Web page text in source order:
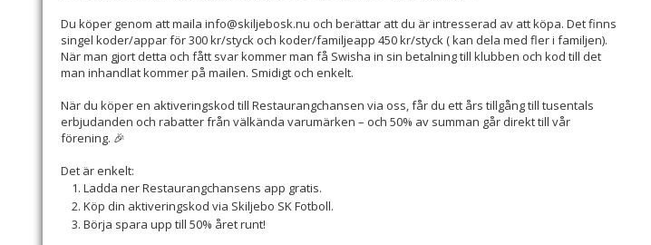
Du köper genom att maila info@skiljebosk.nu och berättar att du är intresserad av att köpa. Det finns
singel koder/appar för 300 kr/styck och koder/familjeapp 450 kr/styck ( kan dela med fler i familjen).
När man gjort detta och fått svar kommer man få Swisha in sin betalning till klubben och kod till det
man inhandlat kommer på mailen. Smidigt och enkelt.
När du köper en aktiveringskod till Restaurangchansen via oss, får du ett års tillgång till tusentals
erbjudanden och rabatter från välkända varumärken – och 50% av summan går direkt till vår
förening. 🎉
Det är enkelt:
Ladda ner Restaurangchansens app gratis.
Köp din aktiveringskod via Skiljebo SK Fotboll.
Börja spara upp till 50% året runt!